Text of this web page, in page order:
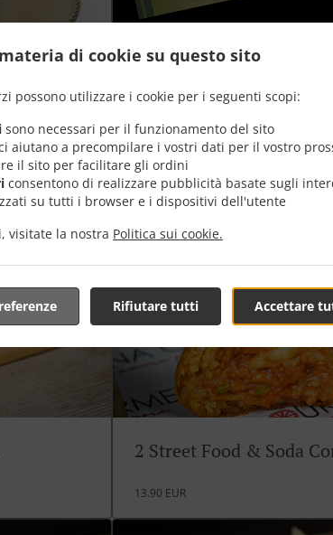
di cookie su questo sito
possono utilizzare i cookie per i seguenti scopi:
sono necessari per il funzionamento del sito
aiutano a precompilare i vostri dati per il vostro
il sito per facilitare gli ordini
consentono di realizzare pubblicità basate sugli
su tutti i browser e i dispositivi dell'utente
visitate la nostra Politica sui cookie.
Accettare
Rifiutare tutti
Plateau aperò Grand
Goûtez la meilleure combinaison de
panettone salé à prix spécial
2 Street Food & Soda
13.90 EUR